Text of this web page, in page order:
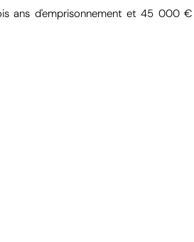
ans d'emprisonnement et 45 000 €